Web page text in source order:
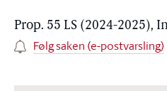
Prop. 55 LS (2024-2025),
Følg saken (e-postvarsling)